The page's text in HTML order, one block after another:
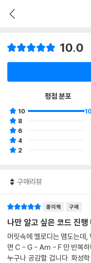
10.0
평점 분포
10
8
6
4
2
구매리뷰
종이책 구매
나만 알고 싶은 코드 진행
머릿속에 멜로디는 맴도는데
면 C - G - Am - F 만 반복하
누구나 공감할 겁니다. 화성